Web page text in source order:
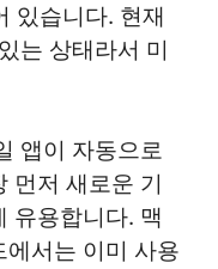
있습니다. 현재
는 상태라서 미
앱이 자동으로
먼저 새로운 기
유용합니다. 맥
서는 이미 사용